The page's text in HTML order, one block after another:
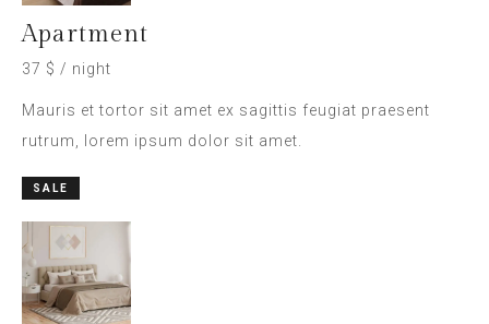
Apartment
37 $ / night
Mauris et tortor sit amet ex sagittis feugiat praesent
rutrum, lorem ipsum dolor sit amet.
SALE